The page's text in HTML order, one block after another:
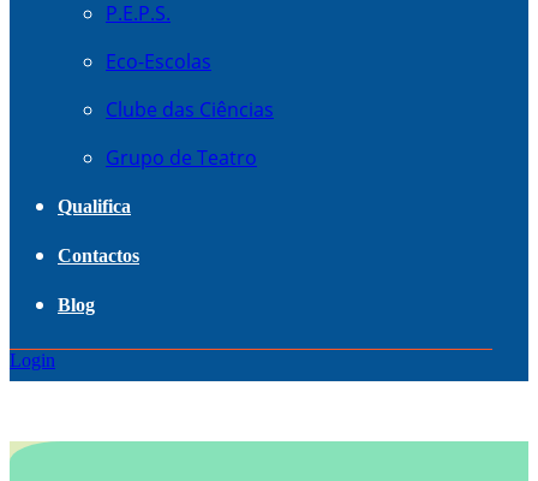
P.E.P.S.
Eco-Escolas
Clube das Ciências
Grupo de Teatro
Qualifica
Contactos
Blog
Login